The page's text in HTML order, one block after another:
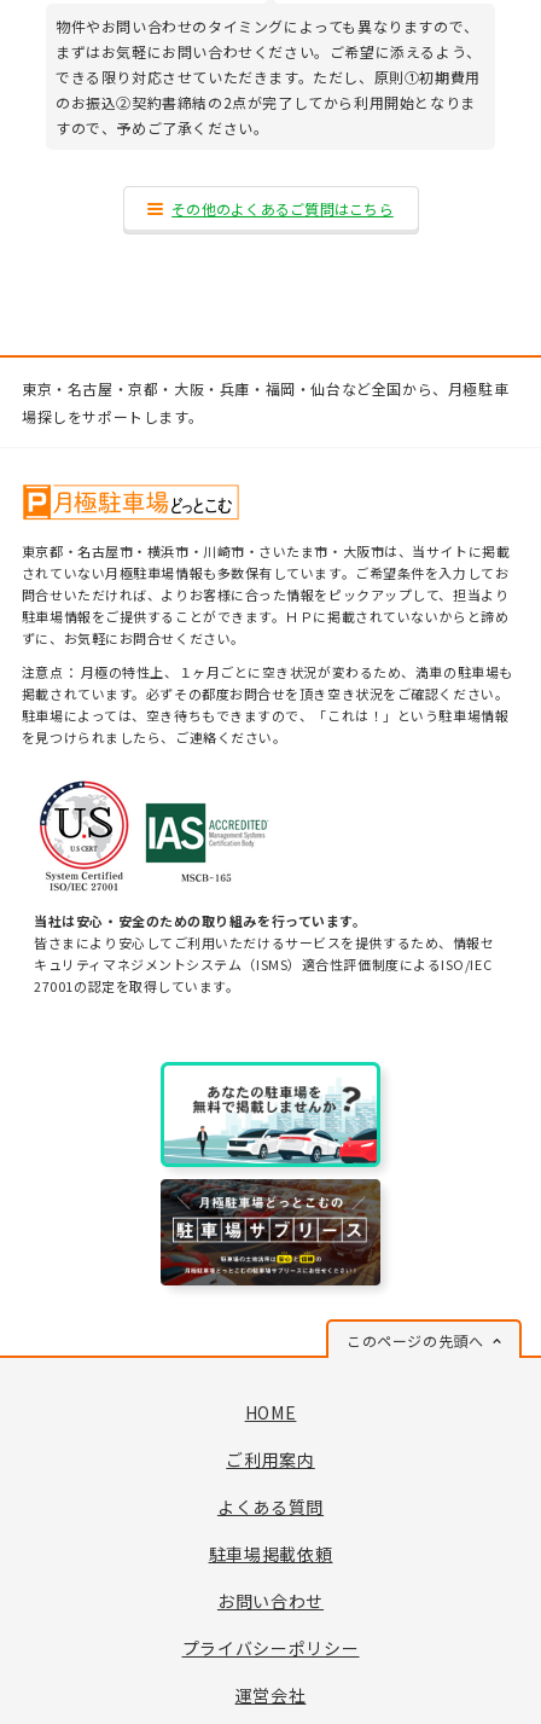
物件やお問い合わせのタイミングによっても異なりますので、
まずはお気軽にお問い合わせください。ご希望に添えるよう、
できる限り対応させていただきます。ただし、原則①初期費用
のお振込②契約書締結の2点が完了してから利用開始となりま
すので、予めご了承ください。
その他のよくあるご質問はこちら
東京・名古屋・京都・大阪・兵庫・福岡・仙台など全国から、月極駐車
場探しをサポートします。
東京都・名古屋市・横浜市・川崎市・さいたま市・大阪市は、当サイトに掲載
されていない月極駐車場情報も多数保有しています。ご希望条件を入力してお
問合せいただければ、よりお客様に合った情報をピックアップして、担当より
駐車場情報をご提供することができます。ＨＰに掲載されていないからと諦め
ずに、お気軽にお問合せください。
注意点： 月極の特性上、１ヶ月ごとに空き状況が変わるため、満車の駐車場も
掲載されています。必ずその都度お問合せを頂き空き状況をご確認ください。
駐車場によっては、空き待ちもできますので、「これは！」という駐車場情報
を見つけられましたら、ご連絡ください。
当社は安心・安全のための取り組みを行っています。
皆さまにより安心してご利用いただけるサービスを提供するため、情報セ
キュリティマネジメントシステム（ISMS）適合性評価制度によるISO/IEC
27001の認定を取得しています。
このページの先頭へ
HOME
ご利用案内
よくある質問
駐車場掲載依頼
お問い合わせ
プライバシーポリシー
運営会社